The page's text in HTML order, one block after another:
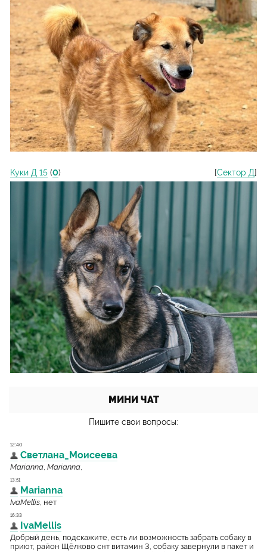
Куки Д 15 (0) [Сектор Д]
МИНИ ЧАТ
Пишите свои вопросы: